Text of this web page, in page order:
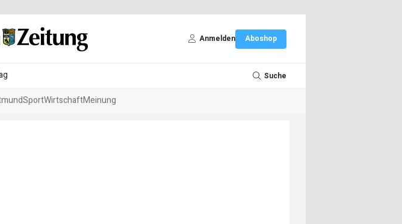
Anmelden Aboshop
Suche
SportWirtschaftMeinung